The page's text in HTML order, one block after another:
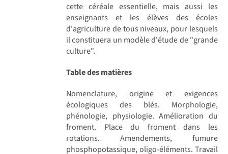
cette céréale essentielle, mais aussi les
enseignants et les élèves des écoles
d'agriculture de tous niveaux, pour lesquels
il constituera un modèle d'étude de "grande
culture".
Table des matières
Nomenclature, origine et exigences
écologiques des blés. Morphologie,
phénologie, physiologie. Amélioration du
froment. Place du froment dans les
rotations. Amendements, fumure
phosphopotassique, oligo-éléments. Travail